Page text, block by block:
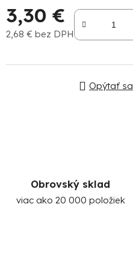
3,30 €
2,68 € bez DPH
Opýtať sa
Obrovský sklad
viac ako 20 000 položiek